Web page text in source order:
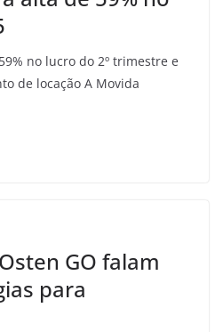
no lucro do 2º trimestre e
de locação A Movida
GO falam
para